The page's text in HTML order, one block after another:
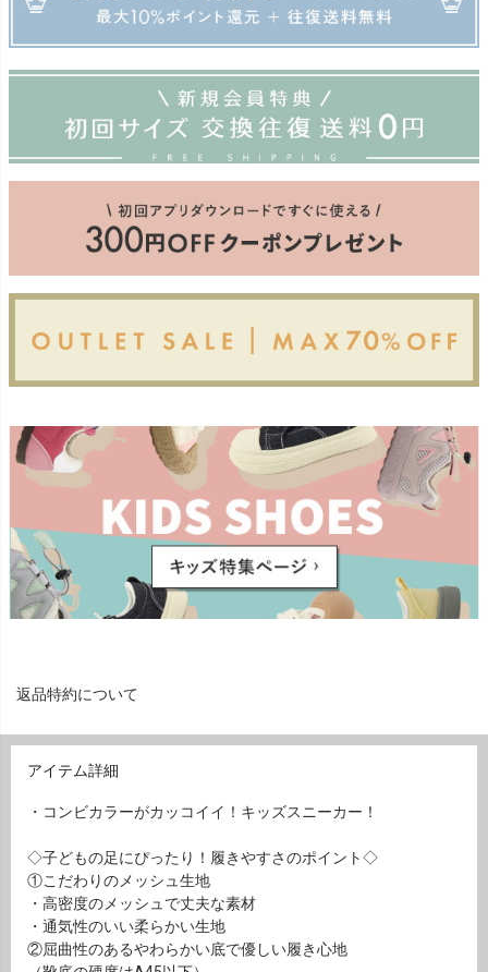
返品特約について
アイテム詳細
・コンビカラーがカッコイイ！キッズスニーカー！
◇子どもの足にぴったり！履きやすさのポイント◇
①こだわりのメッシュ生地
・高密度のメッシュで丈夫な素材
・通気性のいい柔らかい生地
②屈曲性のあるやわらかい底で優しい履き心地